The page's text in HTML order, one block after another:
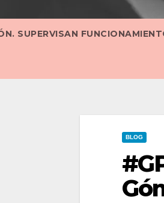
SUPERVISAN
BLOG